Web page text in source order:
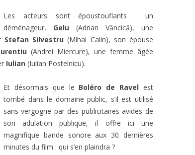
Les acteurs sont époustouflants : un
déménageur, Gelu (Adrian Văncică), une
Stefan Silvestru (Mihai Calin), son épouse
(Andrei Miercure), une femme âgée
Iulian (Iulian Postelnicu).
Et désormais que le Boléro de Ravel est
tombé dans le domaine public, s’il est utilisé
sans vergogne par des publicitaires avides de
son adulation publique, il offre ici une
magnifique bande sonore aux 30 dernières
minutes du film : qui s’en plaindra ?